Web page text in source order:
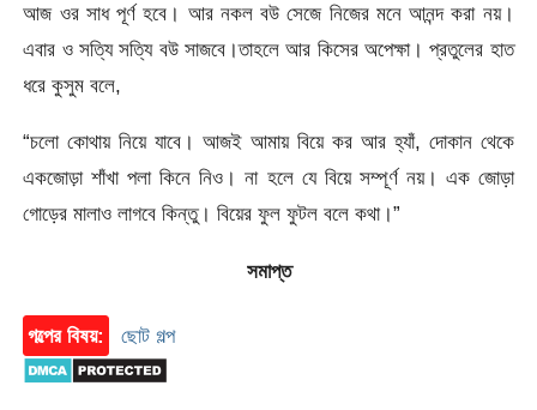
আজ ওর সাধ পূর্ণ হবে। আর নকল বউ সেজে নিজের মনে আনন্দ করা নয়।
এবার ও সত্যি সত্যি বউ সাজবে।তাহলে আর কিসের অপেক্ষা। প্রতুলের হাত
ধরে কুসুম বলে,
“চলো কোথায় নিয়ে যাবে। আজই আমায় বিয়ে কর আর হ্যাঁ, দোকান থেকে
একজোড়া শাঁখা পলা কিনে নিও। না হলে যে বিয়ে সম্পূর্ণ নয়। এক জোড়া
গোড়ের মালাও লাগবে কিন্তু। বিয়ের ফুল ফুটল বলে কথা।”
সমাপ্ত
গল্পের বিষয়: ছোট গল্প